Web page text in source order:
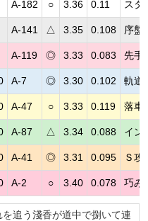
A-182 ○ 3.36 0.11 スタ
A-141 △ 3.35 0.108 序盤
A-119 ◎ 3.33 0.083 先手
A-7 ◎ 3.30 0.102 軌道
A-47 ○ 3.33 0.119 落車
A-87 △ 3.34 0.088 イン
A-41 ◎ 3.31 0.095 Ｓ攻
A-2 ○ 3.40 0.078 巧み
追う淺香が道中で捌いて連